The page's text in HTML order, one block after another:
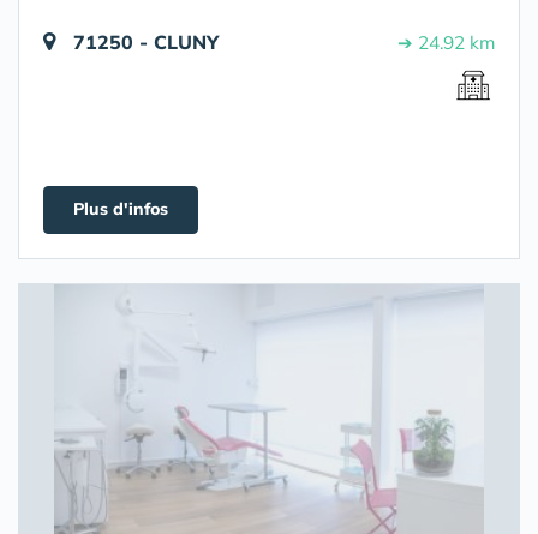
71250 - CLUNY ➔ 24.92 km
Plus d'infos